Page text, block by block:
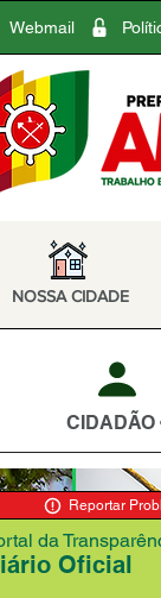
Webmail
NOSSA CIDADE
CIDADÃO
Reportar
Oficial
da